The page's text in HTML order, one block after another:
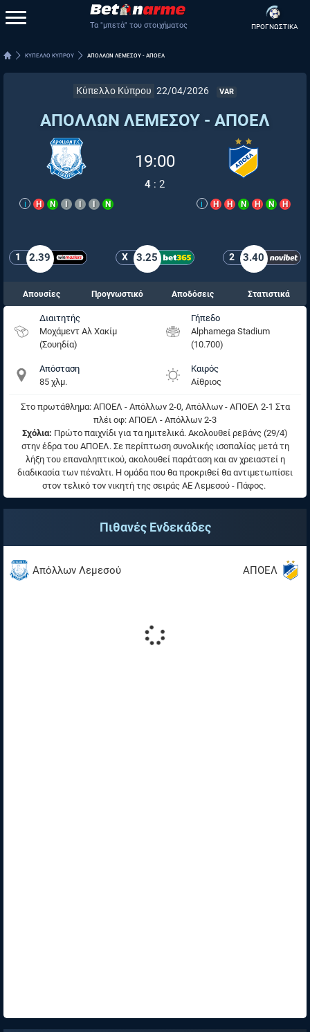
Τα "μπετά" του στοιχήματος ΠΡΟΓΝΩΣΤΙΚΑ
ΚΥΠΕΛΛΟ ΚΥΠΡΟΥ ΑΠΟΛΛΩΝ ΛΕΜΕΣΟΥ - ΑΠΟΕΛ
Κύπελλο Κύπρου 22/04/2026 VAR
ΑΠΟΛΛΩΝ ΛΕΜΕΣΟΥ - ΑΠΟΕΛ
i Η Ν Ι Ι Ι Ν
19:00
4 :2
i Η Η Ν Η Ν Η
1 2.39 X 3.25 2 3.40
Απουσίες Προγνωστικό Αποδόσεις Στατιστικά
Διαιτητής
Μοχάμεντ Αλ Χακίμ
(Σουηδία)
Γήπεδο
Alphamega Stadium
(10.700)
Απόσταση
85 χλμ.
Καιρός
Αίθριος
Στο πρωτάθλημα: ΑΠΟΕΛ - Απόλλων 2-0, Απόλλων - ΑΠΟΕΛ 2-1 Στα
πλέι οφ: ΑΠΟΕΛ - Απόλλων 2-3
Σχόλια: Πρώτο παιχνίδι για τα ημιτελικά. Ακολουθεί ρεβάνς (29/4)
στην έδρα του ΑΠΟΕΛ. Σε περίπτωση συνολικής ισοπαλίας μετά τη
λήξη του επαναληπτικού, ακολουθεί παράταση και αν χρειαστεί η
διαδικασία των πέναλτι. Η ομάδα που θα προκριθεί θα αντιμετωπίσει
στον τελικό τον νικητή της σειράς ΑΕ Λεμεσού - Πάφος.
Πιθανές Ενδεκάδες
Απόλλων Λεμεσού ΑΠΟΕΛ